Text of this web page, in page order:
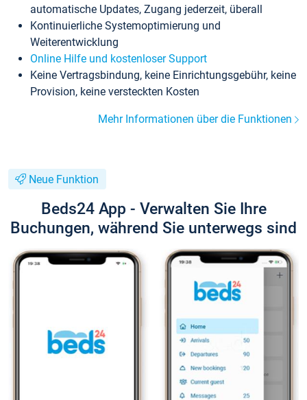
automatische Updates, Zugang jederzeit, überall
Kontinuierliche Systemoptimierung und
Weiterentwicklung
Online Hilfe und kostenloser Support
Keine Vertragsbindung, keine Einrichtungsgebühr, keine
Provision, keine versteckten Kosten
Mehr Informationen über die Funktionen
Neue Funktion
Beds24 App - Verwalten Sie Ihre
Buchungen, während Sie unterwegs sind